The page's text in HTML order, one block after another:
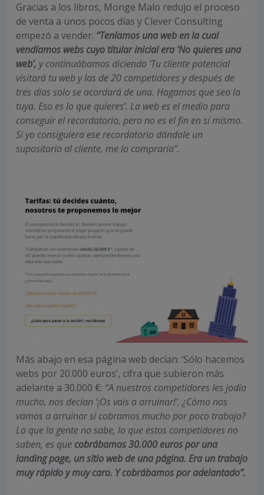
Gracias a los libros, Monge Malo redujo el proceso
de venta a unos pocos días y Clever Consulting
empezó a vender. “Teníamos una web en la cual
vendíamos webs cuyo titular inicial era ‘No quieres una
web’, y continuábamos diciendo ‘Tu cliente potencial
visitará tu web y las de 20 competidores y después de
tres días solo se acordará de una. Hagamos que sea la
tuya. Eso es lo que quieres’. La web es el medio para
conseguir el recordatorio, pero no es el fin en sí mismo.
Si yo consiguiera ese recordatorio dándole un
supositorio al cliente, me lo compraría”.
Más abajo en esa página web decían: ‘Sólo hacemos
webs por 20.000 euros’, cifra que subieron más
adelante a 30.000 €: “A nuestros competidores les jodía
mucho, nos decían ‘¡Os vais a arruinar!’. ¿Cómo nos
vamos a arruinar si cobramos mucho por poco trabajo?
Lo que la gente no sabe, lo que estos competidores no
saben, es que cobrábamos 30.000 euros por una
landing page, un sitio web de una página. Era un trabajo
muy rápido y muy caro. Y cobrábamos por adelantado”.